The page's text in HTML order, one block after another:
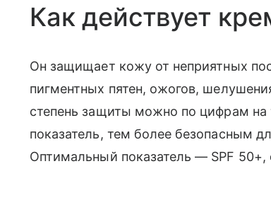
Как действует
Он защищает кожу от неприятных
пигментных пятен, ожогов,
степень защиты можно по цифрам на
показатель, тем более безопасным
Оптимальный показатель — SPF 50+,